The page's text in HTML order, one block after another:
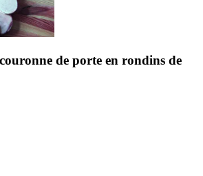
de porte en rondins de